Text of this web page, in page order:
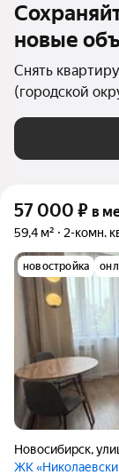
новые
Снять
(городской
57 000 ₽ в
59,4 м² 2-комн.
новостройка
Новосибирск,
ЖК